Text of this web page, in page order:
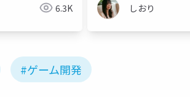
6.3K しおり
#ゲーム開発